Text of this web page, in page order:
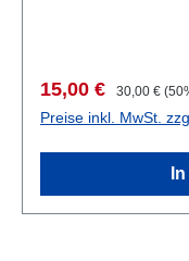
Wissenschaften,
Universität
Nova Zagora, vom
Verkaufspreis:
15,00 € Regulärer
30,00 €
Preise inkl. MwSt.